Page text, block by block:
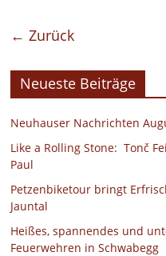
← Zurück
Neueste Beiträge
Neuhauser Nachrichten
Like a Rolling Stone: Tonč
Paul
Petzenbiketour bringt
Jauntal
Heißes, spannendes und
Feuerwehren in Schwabegg